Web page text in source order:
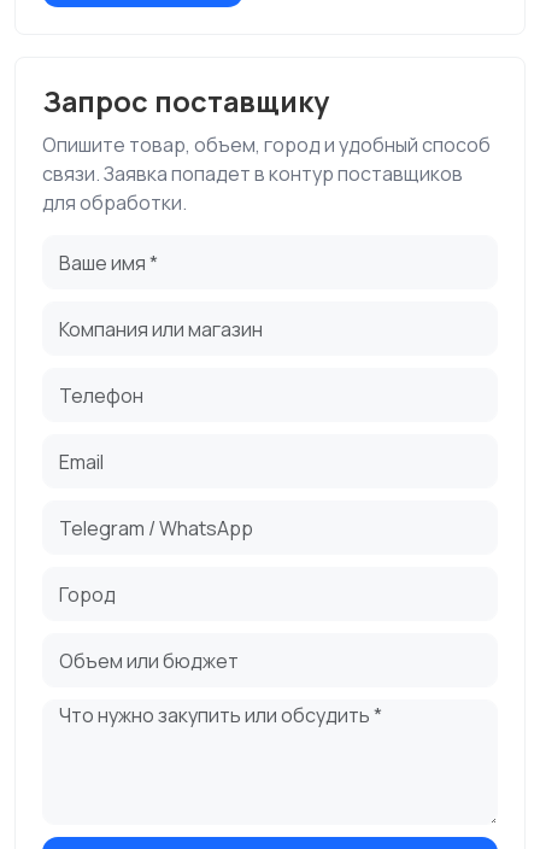
Запрос поставщику
Опишите товар, объем, город и удобный способ
связи. Заявка попадет в контур поставщиков
для обработки.